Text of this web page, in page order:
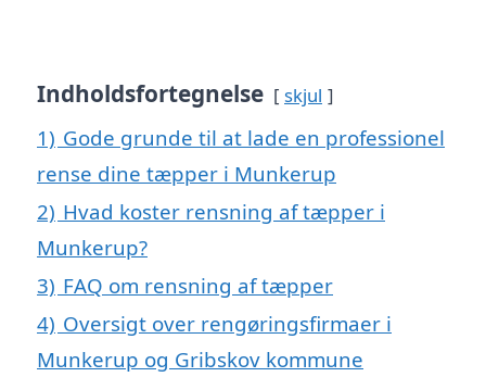
Indholdsfortegnelse skjul
1) Gode grunde til at lade en professionel
rense dine tæpper i Munkerup
2) Hvad koster rensning af tæpper i
Munkerup?
3) FAQ om rensning af tæpper
4) Oversigt over rengøringsfirmaer i
Munkerup og Gribskov kommune